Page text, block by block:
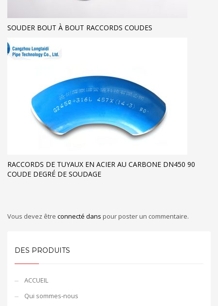
SOUDER BOUT À BOUT RACCORDS COUDES
RACCORDS DE TUYAUX EN ACIER AU CARBONE DN450 90
COUDE DEGRÉ DE SOUDAGE
Vous devez être connecté dans pour poster un commentaire.
DES PRODUITS
ACCUEIL
Qui sommes-nous